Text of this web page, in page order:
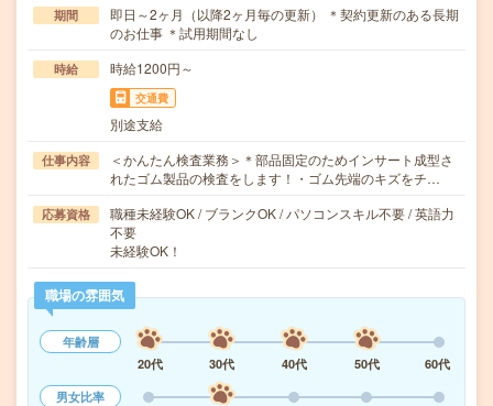
期間
即日～2ヶ月（以降2ヶ月毎の更新） ＊契約更新のある長期
のお仕事 ＊試用期間なし
時給 時給1200円～
交通費
別途支給
仕事内容
＜かんたん検査業務＞＊部品固定のためインサート成型さ
れたゴム製品の検査をします！・ゴム先端のキズをチ…
応募資格
職種未経験OK / ブランクOK / パソコンスキル不要 / 英語力
不要
未経験OK！
職場の雰囲気
年齢層
20代
30代 40代 50代
60代
男女比率